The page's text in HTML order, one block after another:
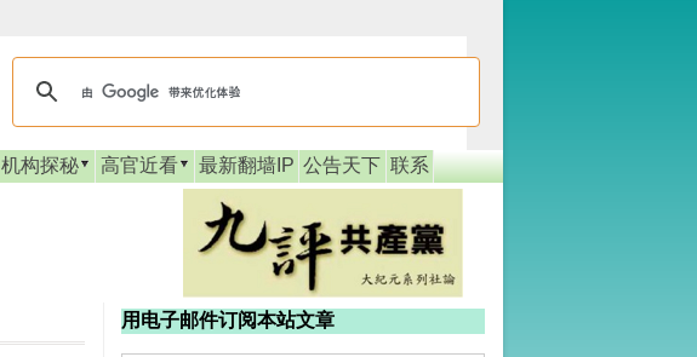
机构探秘 高官近看 最新翻墙IP 公告天下 联系
用电子邮件订阅本站文章